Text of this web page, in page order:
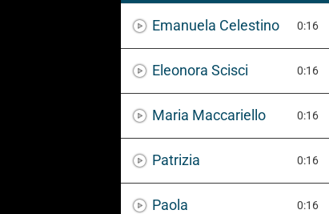
Emanuela Celestino 0:16
Eleonora Scisci 0:16
Maria Maccariello 0:16
Patrizia 0:16
Paola 0:16